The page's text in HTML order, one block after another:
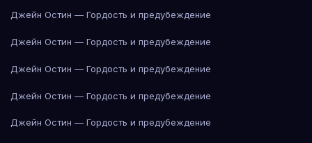
Джейн Остин — Гордость и предубеждение
Джейн Остин — Гордость и предубеждение
Джейн Остин — Гордость и предубеждение
Джейн Остин — Гордость и предубеждение
Джейн Остин — Гордость и предубеждение